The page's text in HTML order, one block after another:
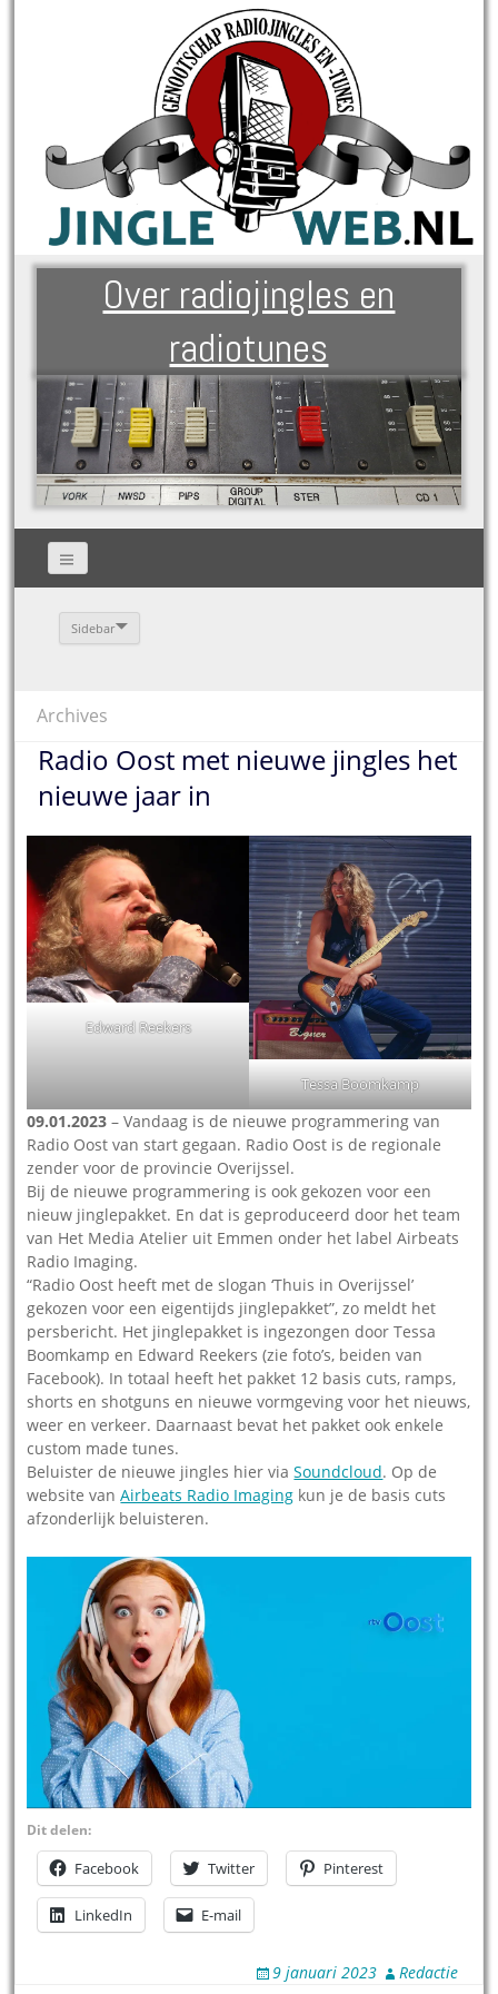
Over radiojingles en
radiotunes
Sidebar
Archives
Radio Oost met nieuwe jingles het
nieuwe jaar in
Edward Reekers
Tessa Boomkamp
09.01.2023 – Vandaag is de nieuwe programmering van
Radio Oost van start gegaan. Radio Oost is de regionale
zender voor de provincie Overijssel.
Bij de nieuwe programmering is ook gekozen voor een
nieuw jinglepakket. En dat is geproduceerd door het team
van Het Media Atelier uit Emmen onder het label Airbeats
Radio Imaging.
“Radio Oost heeft met de slogan ‘Thuis in Overijssel’
gekozen voor een eigentijds jinglepakket”, zo meldt het
persbericht. Het jinglepakket is ingezongen door Tessa
Boomkamp en Edward Reekers (zie foto’s, beiden van
Facebook). In totaal heeft het pakket 12 basis cuts, ramps,
shorts en shotguns en nieuwe vormgeving voor het nieuws,
weer en verkeer. Daarnaast bevat het pakket ook enkele
custom made tunes.
Beluister de nieuwe jingles hier viaSoundcloud. Op de
website vanAirbeats Radio Imaging kun je de basis cuts
afzonderlijk beluisteren.
Dit delen:
Facebook Twitter Pinterest
LinkedIn E-mail
9 januari 2023 Redactie